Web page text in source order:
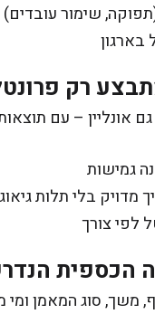
שימור עובדים)
בארגון
רק
אונליין – עם
גמישות
בלי תלות
לפי צורך
הכספית
משך, סוג המאמן ומי